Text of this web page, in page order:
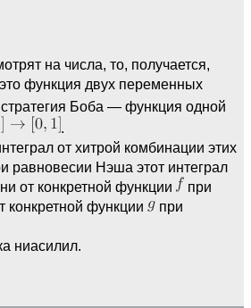
на числа, то, получается,
функция двух переменных
стратегия Боба — функция одной
.
от хитрой комбинации этих
равновесии Нэша этот интеграл
от конкретной функции
при
конкретной функции
при
ниасилил.